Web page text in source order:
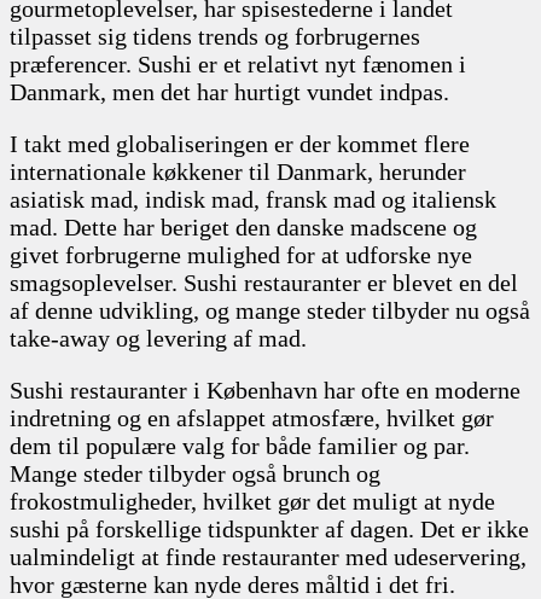
gourmetoplevelser, har spisestederne i landet
tilpasset sig tidens trends og forbrugernes
præferencer. Sushi er et relativt nyt fænomen i
Danmark, men det har hurtigt vundet indpas.
I takt med globaliseringen er der kommet flere
internationale køkkener til Danmark, herunder
asiatisk mad, indisk mad, fransk mad og italiensk
mad. Dette har beriget den danske madscene og
givet forbrugerne mulighed for at udforske nye
smagsoplevelser. Sushi restauranter er blevet en del
af denne udvikling, og mange steder tilbyder nu også
take-away og levering af mad.
Sushi restauranter i København har ofte en moderne
indretning og en afslappet atmosfære, hvilket gør
dem til populære valg for både familier og par.
Mange steder tilbyder også brunch og
frokostmuligheder, hvilket gør det muligt at nyde
sushi på forskellige tidspunkter af dagen. Det er ikke
ualmindeligt at finde restauranter med udeservering,
hvor gæsterne kan nyde deres måltid i det fri.